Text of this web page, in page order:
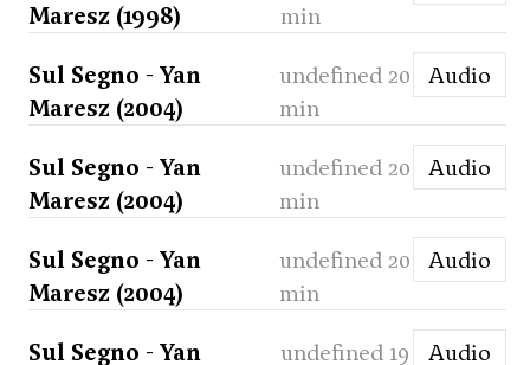
Maresz (1998)
min
Sul Segno - Yan
Maresz (2004)
undefined 20
min
Audio
Sul Segno - Yan
Maresz (2004)
undefined 20
min
Audio
Sul Segno - Yan
Maresz (2004)
undefined 20
min
Audio
Sul Segno - Yan undefined 19 Audio